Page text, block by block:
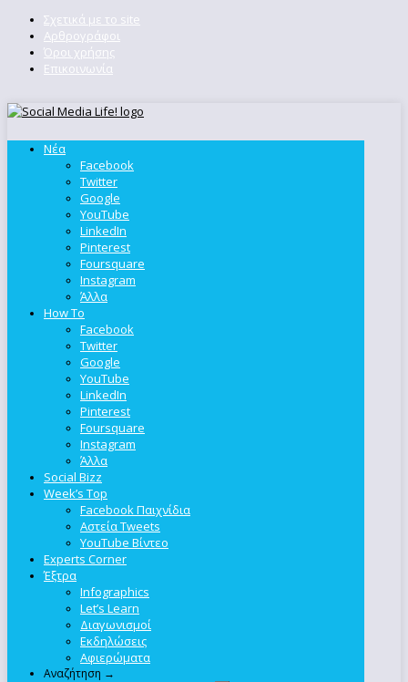
Σχετικά με το site
Αρθρογράφοι
Όροι χρήσης
Επικοινωνία
Νέα
Facebook
Twitter
Google
YouTube
LinkedIn
Pinterest
Foursquare
Instagram
Άλλα
How To
Facebook
Twitter
Google
YouTube
LinkedIn
Pinterest
Foursquare
Instagram
Άλλα
Social Bizz
Week’s Top
Facebook Παιχνίδια
Αστεία Tweets
YouTube Βίντεο
Experts Corner
Έξτρα
Infographics
Let’s Learn
Διαγωνισμοί
Εκδηλώσεις
Αφιερώματα
Αναζήτηση →